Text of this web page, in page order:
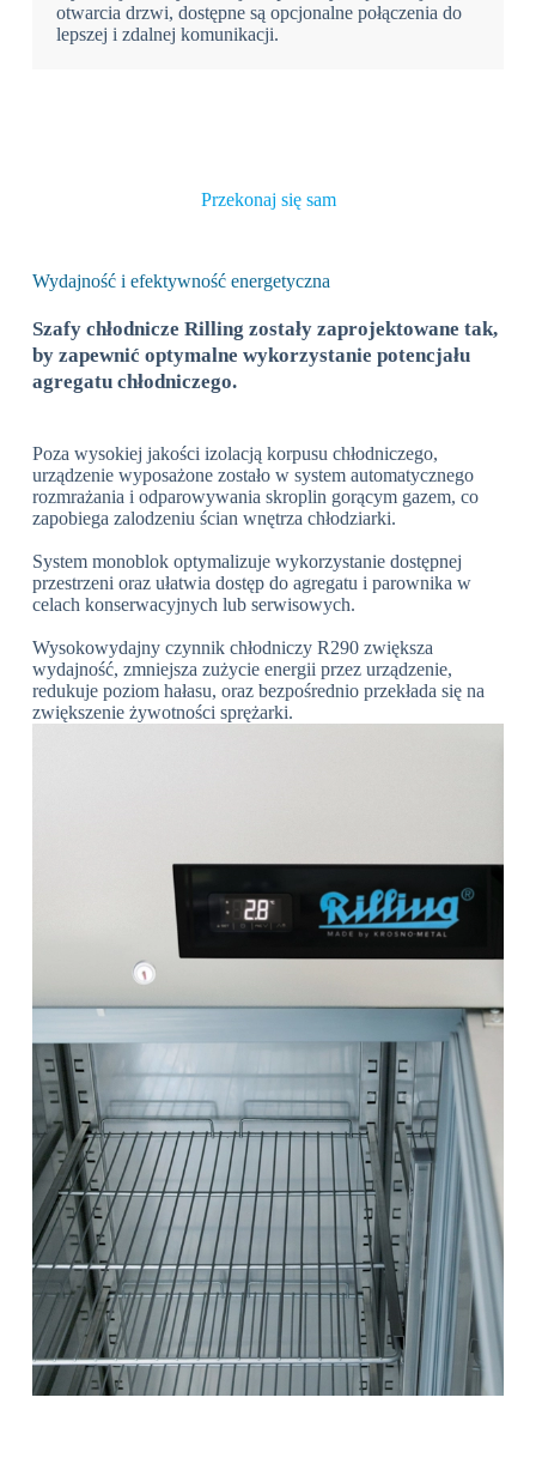
otwarcia drzwi, dostępne są opcjonalne połączenia do
lepszej i zdalnej komunikacji.
Przekonaj się sam
Wydajność i efektywność energetyczna
Szafy chłodnicze Rilling zostały zaprojektowane tak,
by zapewnić optymalne wykorzystanie potencjału
agregatu chłodniczego.
Poza wysokiej jakości izolacją korpusu chłodniczego,
urządzenie wyposażone zostało w system automatycznego
rozmrażania i odparowywania skroplin gorącym gazem, co
zapobiega zalodzeniu ścian wnętrza chłodziarki.
System monoblok optymalizuje wykorzystanie dostępnej
przestrzeni oraz ułatwia dostęp do agregatu i parownika w
celach konserwacyjnych lub serwisowych.
Wysokowydajny czynnik chłodniczy R290 zwiększa
wydajność, zmniejsza zużycie energii przez urządzenie,
redukuje poziom hałasu, oraz bezpośrednio przekłada się na
zwiększenie żywotności sprężarki.